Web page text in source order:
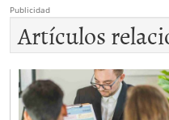
Publicidad
Artículos